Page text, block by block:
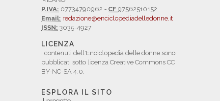
P.IVA: 07734790962 - CF 97562510152
Email: redazione@enciclopediadelledonne.it
ISSN: 3035-4927
LICENZA
I contenuti dell'Enciclopedia delle donne sono
pubblicati sotto licenza Creative Commons CC
BY-NC-SA 4.0.
ESPLORA IL SITO